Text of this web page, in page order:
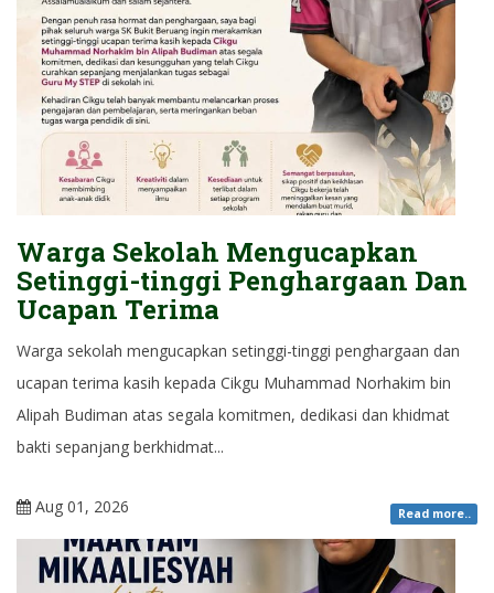
Warga Sekolah Mengucapkan
Setinggi-tinggi Penghargaan Dan
Ucapan Terima
Warga sekolah mengucapkan setinggi-tinggi penghargaan dan
ucapan terima kasih kepada Cikgu Muhammad Norhakim bin
Alipah Budiman atas segala komitmen, dedikasi dan khidmat
bakti sepanjang berkhidmat...
Read more..
Aug 01, 2026